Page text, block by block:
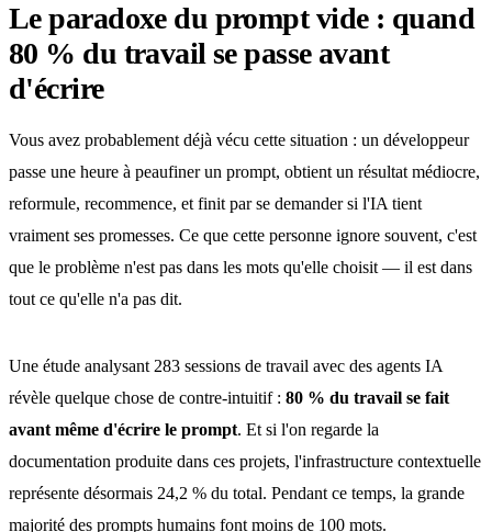
Le paradoxe du prompt vide : quand
80 % du travail se passe avant
d'écrire
Vous avez probablement déjà vécu cette situation : un développeur
passe une heure à peaufiner un prompt, obtient un résultat médiocre,
reformule, recommence, et finit par se demander si l'IA tient
vraiment ses promesses. Ce que cette personne ignore souvent, c'est
que le problème n'est pas dans les mots qu'elle choisit — il est dans
tout ce qu'elle n'a pas dit.
Une étude analysant 283 sessions de travail avec des agents IA
révèle quelque chose de contre-intuitif : 80 % du travail se fait
avant même d'écrire le prompt. Et si l'on regarde la
documentation produite dans ces projets, l'infrastructure contextuelle
représente désormais 24,2 % du total. Pendant ce temps, la grande
majorité des prompts humains font moins de 100 mots.